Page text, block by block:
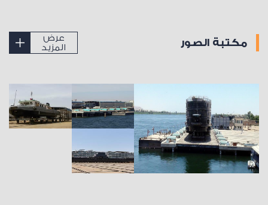
مكتبة الصور
عرض
المزيد